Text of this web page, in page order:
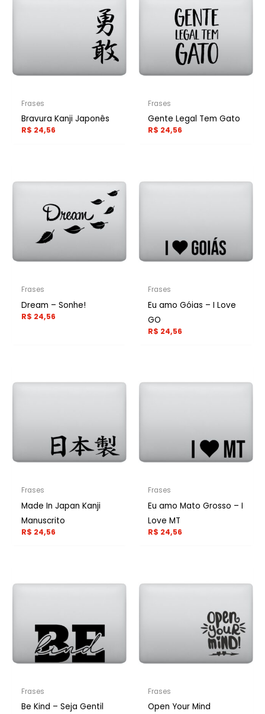
Frases
Bravura Kanji Japonês
R$ 24,56
Frases
Gente Legal Tem Gato
R$ 24,56
Frases
Dream – Sonhe!
R$ 24,56
Frases
Eu amo Góias – I Love
GO
R$ 24,56
Frases
Made In Japan Kanji
Manuscrito
R$ 24,56
Frases
Eu amo Mato Grosso – I
Love MT
R$ 24,56
Frases
Be Kind – Seja Gentil
Frases
Open Your Mind